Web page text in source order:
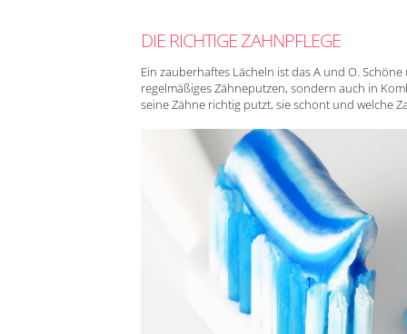
DIE RICHTIGE ZAHNPFLEGE
Ein zauberhaftes Lächeln ist das A und O.
regelmäßiges Zähneputzen, sondern auch in
seine Zähne richtig putzt, sie schont und welche